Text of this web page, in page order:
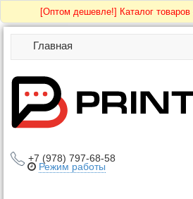
[Оптом дешевле!] Каталог
Главная
+7 (978) 797-68-58
Режим работы